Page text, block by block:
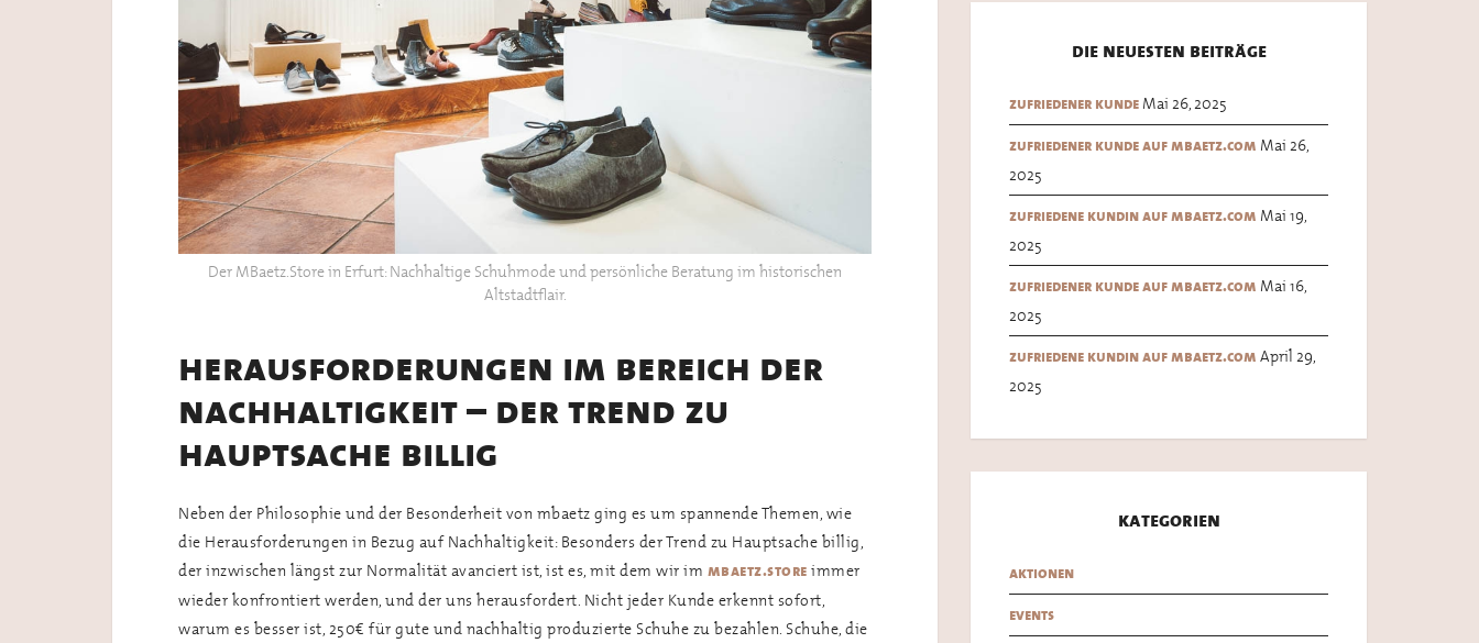
Der MBaetz.Store in Erfurt: Nachhaltige Schuhmode und persönliche Beratung im historischen
Altstadtflair.
herausforderungen im bereich der
nachhaltigkeit – der trend zu
hauptsache billig
Neben der Philosophie und der Besonderheit von mbaetz ging es um spannende Themen, wie
die Herausforderungen in Bezug auf Nachhaltigkeit: Besonders der Trend zu Hauptsache billig,
der inzwischen längst zur Normalität avanciert ist, ist es, mit dem wir im mbaetz.store immer
wieder konfrontiert werden, und der uns herausfordert. Nicht jeder Kunde erkennt sofort,
warum es besser ist, 250€ für gute und nachhaltig produzierte Schuhe zu bezahlen. Schuhe, die
die neuesten beiträge
zufriedener kunde Mai 26, 2025
zufriedener kunde auf mbaetz.com Mai 26,
2025
zufriedene kundin auf mbaetz.com Mai 19,
2025
zufriedener kunde auf mbaetz.com Mai 16,
2025
zufriedene kundin auf mbaetz.com April 29,
2025
kategorien
aktionen
events